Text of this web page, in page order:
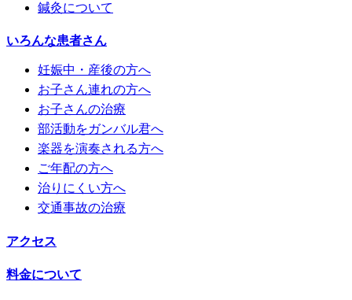
鍼灸について
いろんな患者さん
妊娠中・産後の方へ
お子さん連れの方へ
お子さんの治療
部活動をガンバル君へ
楽器を演奏される方へ
ご年配の方へ
治りにくい方へ
交通事故の治療
アクセス
料金について